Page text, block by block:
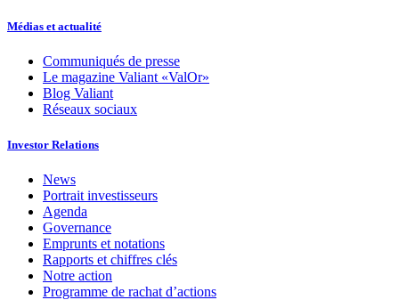
Médias et actualité
Communiqués de presse
Le magazine Valiant «ValOr»
Blog Valiant
Réseaux sociaux
Investor Relations
News
Portrait investisseurs
Agenda
Governance
Emprunts et notations
Rapports et chiffres clés
Notre action
Programme de rachat d’actions